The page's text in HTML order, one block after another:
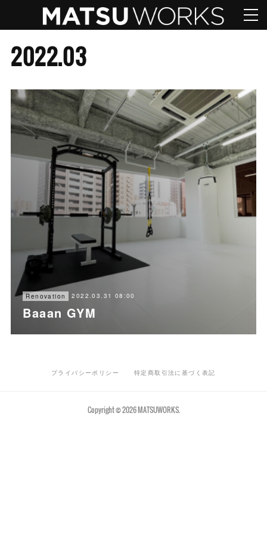
2022.03
Renovation 2022.03.31 08:00
Baaan GYM
プライバシーポリシー 特定商取引法に基づく表記
Copyright ©2026MATSUWORKS.